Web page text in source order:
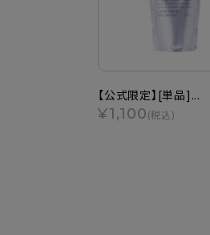
【公式限定】[単品]...
¥1,100(税込)